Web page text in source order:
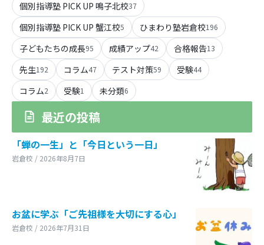
個別指導塾 PICK UP 鳴子北校37
個別指導塾 PICK UP 蟹江校5 ひまわり塾岩倉校196
子どもたちの成長95 成績アップ42 合格報告13
先生192 コラム47 テスト対策59 受験44
コラム2 受験1 未分類6
最近の投稿
「蝉の一生」と「今日という一日」
岩倉校 / 2026年8月7日
お盆に学ぶ「ご先祖様を大切にする心」
岩倉校 / 2026年7月31日